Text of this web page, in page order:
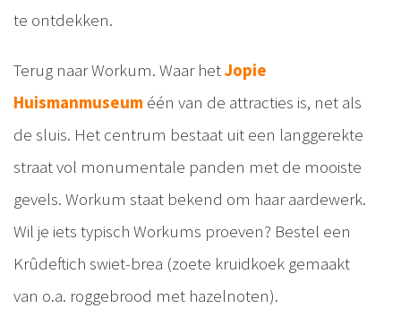
te ontdekken.
Terug naar Workum. Waar hetJopie
Huismanmuseum één van de attracties is, net als
de sluis. Het centrum bestaat uit een langgerekte
straat vol monumentale panden met de mooiste
gevels. Workum staat bekend om haar aardewerk.
Wil je iets typisch Workums proeven? Bestel een
Krûdeftich swiet-brea (zoete kruidkoek gemaakt
van o.a. roggebrood met hazelnoten).